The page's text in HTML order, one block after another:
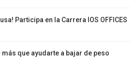
Participa en la Carrera IOS OFFICES
que ayudarte a bajar de peso